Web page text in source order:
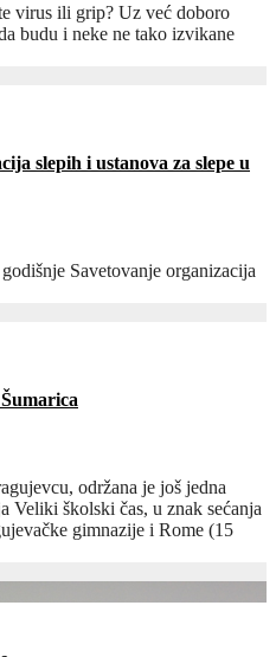
virus ili grip? Uz već doboro
budu i neke ne tako izvikane
slepih i ustanova za slepe u
Savetovanje organizacija
održana je još jedna
Veliki školski čas, u znak sećanja
gimnazije i Rome (15